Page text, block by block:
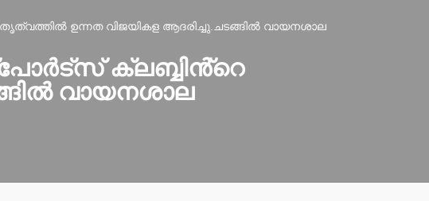
ഉന്നത വിജയികള ആദരിച്ചു.ചടങ്ങിൽ വായനശാല
ക്ലബ്ബിൻ്റെ
വായനശാല